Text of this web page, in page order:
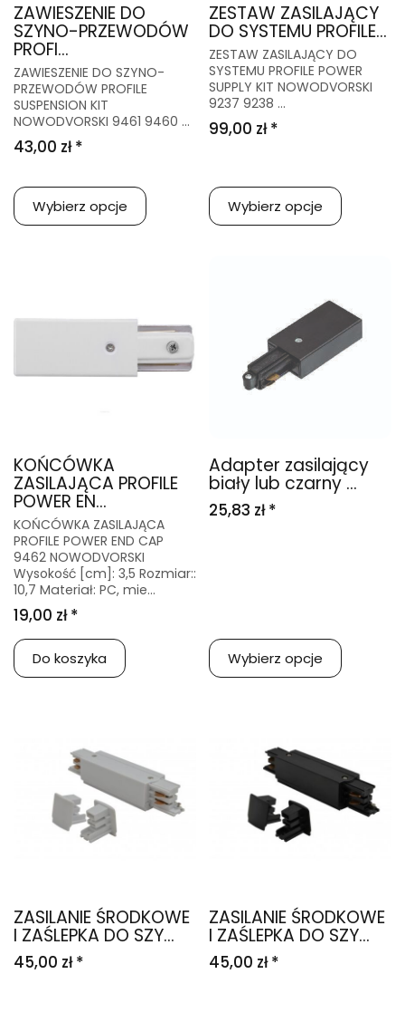
ZAWIESZENIE DO
SZYNO-PRZEWODÓW
PROFI...
ZAWIESZENIE DO SZYNO-
PRZEWODÓW PROFILE
SUSPENSION KIT
NOWODVORSKI 9461 9460 ...
43,00 zł *
Wybierz opcje
ZESTAW ZASILAJĄCY
DO SYSTEMU PROFILE...
ZESTAW ZASILAJĄCY DO
SYSTEMU PROFILE POWER
SUPPLY KIT NOWODVORSKI
9237 9238 ...
99,00 zł *
Wybierz opcje
KOŃCÓWKA
ZASILAJĄCA PROFILE
POWER EN...
KOŃCÓWKA ZASILAJĄCA
PROFILE POWER END CAP
9462 NOWODVORSKI
Wysokość [cm]: 3,5 Rozmiar::
10,7 Materiał: PC, mie...
19,00 zł *
Do koszyka
Adapter zasilający
biały lub czarny ...
25,83 zł *
Wybierz opcje
ZASILANIE ŚRODKOWE
I ZAŚLEPKA DO SZY...
45,00 zł *
ZASILANIE ŚRODKOWE
I ZAŚLEPKA DO SZY...
45,00 zł *